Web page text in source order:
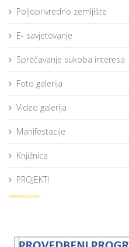
Poljoprivredno zemljište
E- savjetovanje
Sprečavanje sukoba interesa
Foto galerija
Video galerija
Manifestacije
Knjižnica
PROJEKTI
norrnext.com